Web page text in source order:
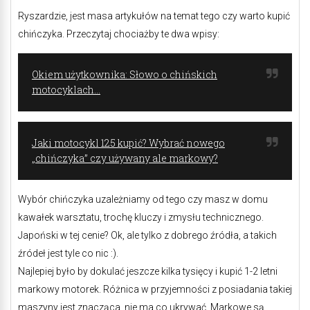
Ryszardzie, jest masa artykułów na temat tego czy warto kupić
chińczyka. Przeczytaj chociażby te dwa wpisy:
Okiem użytkownika: Słowo o chińskich
motocyklach…
Jaki motocykl 125 kupić? Wybrać nowego
„chińczyka” czy używany ale markowy?
Wybór chińczyka uzależniamy od tego czy masz w domu
kawałek warsztatu, trochę kluczy i zmysłu technicznego.
Japoński w tej cenie? Ok, ale tylko z dobrego źródła, a takich
źródeł jest tyle co nic :).
Najlepiej było by dokulać jeszcze kilka tysięcy i kupić 1-2 letni
markowy motorek. Różnica w przyjemności z posiadania takiej
maszyny jest znacząca, nie ma co ukrywać. Markowe są